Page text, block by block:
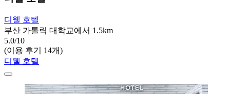
디웰 호텔
부산 가톨릭 대학교에서 1.5km
5.0/10
(이용 후기 14개)
디웰 호텔